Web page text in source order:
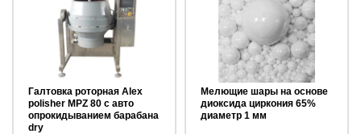
Галтовка роторная Alex
polisher MPZ 80 с авто
опрокидыванием барабана
dry
Мелющие шары на основе
диоксида циркония 65%
диаметр 1 мм